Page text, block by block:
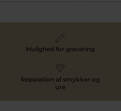
Mulighed for gravering
Reparation af smykker og
ure